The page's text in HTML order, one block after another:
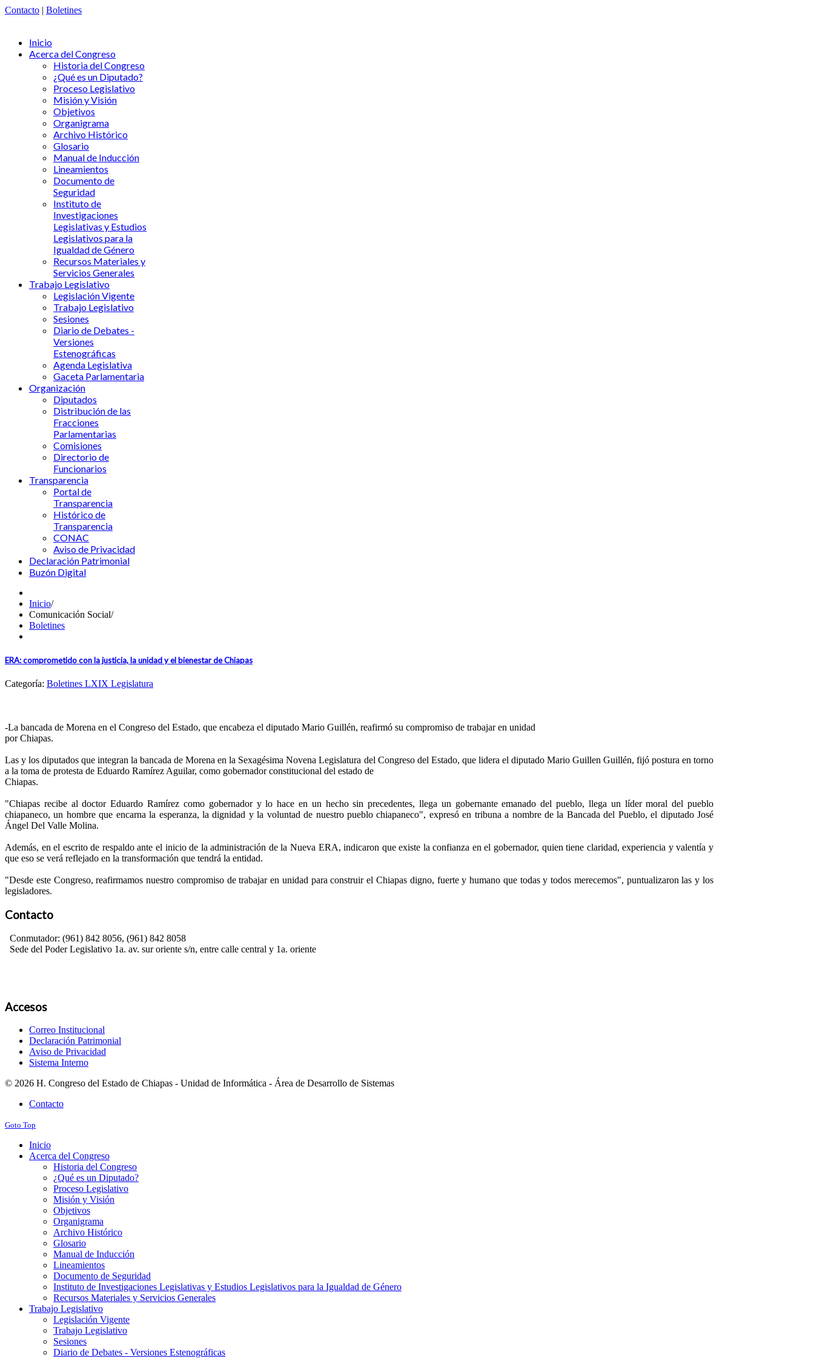
Contacto | Boletines
Inicio
Acerca del Congreso
Historia del Congreso
¿Qué es un Diputado?
Proceso Legislativo
Misión y Visión
Objetivos
Organigrama
Archivo Histórico
Glosario
Manual de Inducción
Lineamientos
Documento de
Seguridad
Instituto de
Investigaciones
Legislativas y Estudios
Legislativos para la
Igualdad de Género
Recursos Materiales y
Servicios Generales
Trabajo Legislativo
Legislación Vigente
Trabajo Legislativo
Sesiones
Diario de Debates -
Versiones
Estenográficas
Agenda Legislativa
Gaceta Parlamentaria
Organización
Diputados
Distribución de las
Fracciones
Parlamentarias
Comisiones
Directorio de
Funcionarios
Transparencia
Portal de
Transparencia
Histórico de
Transparencia
CONAC
Aviso de Privacidad
Declaración Patrimonial
Buzón Digital
Inicio/
Comunicación Social/
Boletines
ERA: comprometido con la justicia, la unidad y el bienestar de Chiapas
Categoría: Boletines LXIX Legislatura
-La bancada de Morena en el Congreso del Estado, que encabeza el diputado Mario Guillén, reafirmó su compromiso de trabajar en unidad
por Chiapas.
Las y los diputados que integran la bancada de Morena en la Sexagésima Novena Legislatura del Congreso del Estado, que lidera el diputado Mario Guillen Guillén, fijó postura en torno
a la toma de protesta de Eduardo Ramírez Aguilar, como gobernador constitucional del estado de
Chiapas.
"Chiapas recibe al doctor Eduardo Ramírez como gobernador y lo hace en un hecho sin precedentes, llega un gobernante emanado del pueblo, llega un líder moral del pueblo
chiapaneco, un hombre que encarna la esperanza, la dignidad y la voluntad de nuestro pueblo chiapaneco", expresó en tribuna a nombre de la Bancada del Pueblo, el diputado José
Ángel Del Valle Molina.
Además, en el escrito de respaldo ante el inicio de la administración de la Nueva ERA, indicaron que existe la confianza en el gobernador, quien tiene claridad, experiencia y valentía y
que eso se verá reflejado en la transformación que tendrá la entidad.
"Desde este Congreso, reafirmamos nuestro compromiso de trabajar en unidad para construir el Chiapas digno, fuerte y humano que todas y todos merecemos", puntualizaron las y los
legisladores.
Contacto
Conmutador: (961) 842 8056, (961) 842 8058
Sede del Poder Legislativo 1a. av. sur oriente s/n, entre calle central y 1a. oriente
Accesos
Correo Institucional
Declaración Patrimonial
Aviso de Privacidad
Sistema Interno
© 2026 H. Congreso del Estado de Chiapas - Unidad de Informática - Área de Desarrollo de Sistemas
Contacto
Goto Top
Inicio
Acerca del Congreso
Historia del Congreso
¿Qué es un Diputado?
Proceso Legislativo
Misión y Visión
Objetivos
Organigrama
Archivo Histórico
Glosario
Manual de Inducción
Lineamientos
Documento de Seguridad
Instituto de Investigaciones Legislativas y Estudios Legislativos para la Igualdad de Género
Recursos Materiales y Servicios Generales
Trabajo Legislativo
Legislación Vigente
Trabajo Legislativo
Sesiones
Diario de Debates - Versiones Estenográficas